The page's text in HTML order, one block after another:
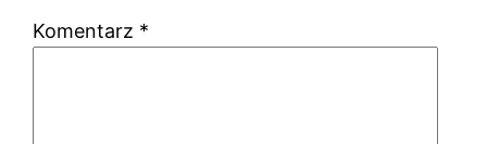
Komentarz *